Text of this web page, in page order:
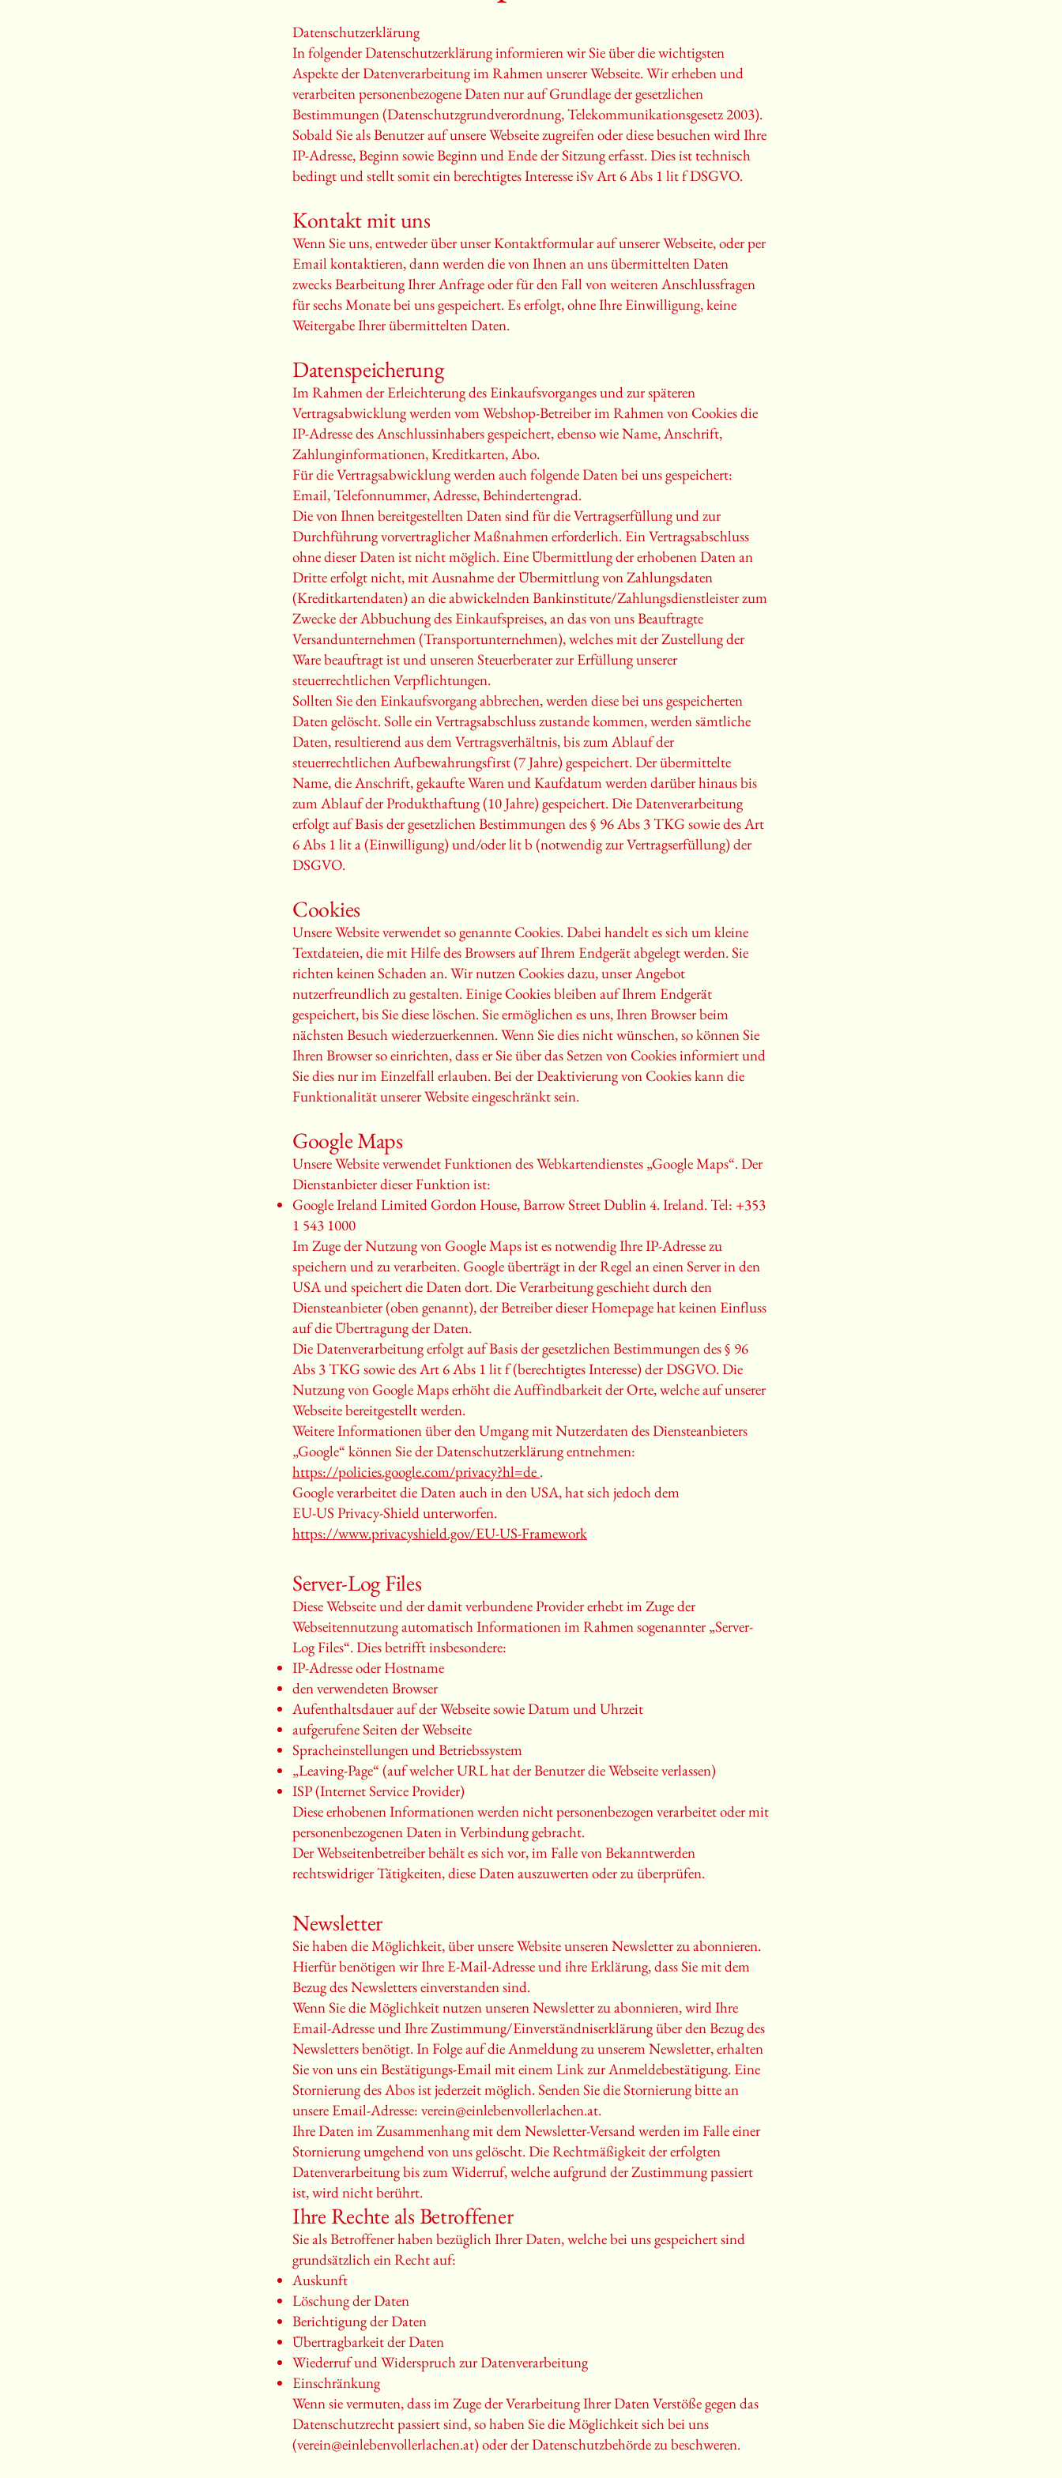
Datenschutzerklärung
In folgender Datenschutzerklärung informieren wir Sie über die wichtigsten
Aspekte der Datenverarbeitung im Rahmen unserer Webseite. Wir erheben und
verarbeiten personenbezogene Daten nur auf Grundlage der gesetzlichen
Bestimmungen (Datenschutzgrundverordnung, Telekommunikationsgesetz 2003).
Sobald Sie als Benutzer auf unsere Webseite zugreifen oder diese besuchen wird Ihre
IP-Adresse, Beginn sowie Beginn und Ende der Sitzung erfasst. Dies ist technisch
bedingt und stellt somit ein berechtigtes Interesse iSv Art 6 Abs 1 lit f DSGVO.
Kontakt mit uns
Wenn Sie uns, entweder über unser Kontaktformular auf unserer Webseite, oder per
Email kontaktieren, dann werden die von Ihnen an uns übermittelten Daten
zwecks Bearbeitung Ihrer Anfrage oder für den Fall von weiteren Anschlussfragen
für sechs Monate bei uns gespeichert. Es erfolgt, ohne Ihre Einwilligung, keine
Weitergabe Ihrer übermittelten Daten.
Datenspeicherung
Im Rahmen der Erleichterung des Einkaufsvorganges und zur späteren
Vertragsabwicklung werden vom Webshop-Betreiber im Rahmen von Cookies die
IP-Adresse des Anschlussinhabers gespeichert, ebenso wie Name, Anschrift,
Zahlunginformationen, Kreditkarten, Abo.
Für die Vertragsabwicklung werden auch folgende Daten bei uns gespeichert:
Email, Telefonnummer, Adresse, Behindertengrad.
Die von Ihnen bereitgestellten Daten sind für die Vertragserfüllung und zur
Durchführung vorvertraglicher Maßnahmen erforderlich. Ein Vertragsabschluss
ohne dieser Daten ist nicht möglich. Eine Übermittlung der erhobenen Daten an
Dritte erfolgt nicht, mit Ausnahme der Übermittlung von Zahlungsdaten
(Kreditkartendaten) an die abwickelnden Bankinstitute/Zahlungsdienstleister zum
Zwecke der Abbuchung des Einkaufspreises, an das von uns Beauftragte
Versandunternehmen (Transportunternehmen), welches mit der Zustellung der
Ware beauftragt ist und unseren Steuerberater zur Erfüllung unserer
steuerrechtlichen Verpflichtungen.
Sollten Sie den Einkaufsvorgang abbrechen, werden diese bei uns gespeicherten
Daten gelöscht. Solle ein Vertragsabschluss zustande kommen, werden sämtliche
Daten, resultierend aus dem Vertragsverhältnis, bis zum Ablauf der
steuerrechtlichen Aufbewahrungsfirst (7 Jahre) gespeichert. Der übermittelte
Name, die Anschrift, gekaufte Waren und Kaufdatum werden darüber hinaus bis
zum Ablauf der Produkthaftung (10 Jahre) gespeichert. Die Datenverarbeitung
erfolgt auf Basis der gesetzlichen Bestimmungen des § 96 Abs 3 TKG sowie des Art
6 Abs 1 lit a (Einwilligung) und/oder lit b (notwendig zur Vertragserfüllung) der
DSGVO.
Cookies
Unsere Website verwendet so genannte Cookies. Dabei handelt es sich um kleine
Textdateien, die mit Hilfe des Browsers auf Ihrem Endgerät abgelegt werden. Sie
richten keinen Schaden an. Wir nutzen Cookies dazu, unser Angebot
nutzerfreundlich zu gestalten. Einige Cookies bleiben auf Ihrem Endgerät
gespeichert, bis Sie diese löschen. Sie ermöglichen es uns, Ihren Browser beim
nächsten Besuch wiederzuerkennen. Wenn Sie dies nicht wünschen, so können Sie
Ihren Browser so einrichten, dass er Sie über das Setzen von Cookies informiert und
Sie dies nur im Einzelfall erlauben. Bei der Deaktivierung von Cookies kann die
Funktionalität unserer Website eingeschränkt sein.
Google Maps
Unsere Website verwendet Funktionen des Webkartendienstes „Google Maps“. Der
Dienstanbieter dieser Funktion ist:
Google Ireland Limited Gordon House, Barrow Street Dublin 4. Ireland. Tel: +353
1 543 1000
Im Zuge der Nutzung von Google Maps ist es notwendig Ihre IP-Adresse zu
speichern und zu verarbeiten. Google überträgt in der Regel an einen Server in den
USA und speichert die Daten dort. Die Verarbeitung geschieht durch den
Diensteanbieter (oben genannt), der Betreiber dieser Homepage hat keinen Einfluss
auf die Übertragung der Daten.
Die Datenverarbeitung erfolgt auf Basis der gesetzlichen Bestimmungen des § 96
Abs 3 TKG sowie des Art 6 Abs 1 lit f (berechtigtes Interesse) der DSGVO. Die
Nutzung von Google Maps erhöht die Auffindbarkeit der Orte, welche auf unserer
Webseite bereitgestellt werden.
Weitere Informationen über den Umgang mit Nutzerdaten des Diensteanbieters
„Google“ können Sie der Datenschutzerklärung entnehmen:
https://policies.google.com/privacy?hl=de .
Google verarbeitet die Daten auch in den USA, hat sich jedoch dem
EU-US Privacy-Shield unterworfen.
https://www.privacyshield.gov/EU-US-Framework
Server-Log Files
Diese Webseite und der damit verbundene Provider erhebt im Zuge der
Webseitennutzung automatisch Informationen im Rahmen sogenannter „Server-
Log Files“. Dies betrifft insbesondere:
IP-Adresse oder Hostname
den verwendeten Browser
Aufenthaltsdauer auf der Webseite sowie Datum und Uhrzeit
aufgerufene Seiten der Webseite
Spracheinstellungen und Betriebssystem
„Leaving-Page“ (auf welcher URL hat der Benutzer die Webseite verlassen)
ISP (Internet Service Provider)
Diese erhobenen Informationen werden nicht personenbezogen verarbeitet oder mit
personenbezogenen Daten in Verbindung gebracht.
Der Webseitenbetreiber behält es sich vor, im Falle von Bekanntwerden
rechtswidriger Tätigkeiten, diese Daten auszuwerten oder zu überprüfen.
Newsletter
Sie haben die Möglichkeit, über unsere Website unseren Newsletter zu abonnieren.
Hierfür benötigen wir Ihre E-Mail-Adresse und ihre Erklärung, dass Sie mit dem
Bezug des Newsletters einverstanden sind.
Wenn Sie die Möglichkeit nutzen unseren Newsletter zu abonnieren, wird Ihre
Email-Adresse und Ihre Zustimmung/Einverständniserklärung über den Bezug des
Newsletters benötigt. In Folge auf die Anmeldung zu unserem Newsletter, erhalten
Sie von uns ein Bestätigungs-Email mit einem Link zur Anmeldebestätigung. Eine
Stornierung des Abos ist jederzeit möglich. Senden Sie die Stornierung bitte an
unsere Email-Adresse: verein@einlebenvollerlachen.at.
Ihre Daten im Zusammenhang mit dem Newsletter-Versand werden im Falle einer
Stornierung umgehend von uns gelöscht. Die Rechtmäßigkeit der erfolgten
Datenverarbeitung bis zum Widerruf, welche aufgrund der Zustimmung passiert
ist, wird nicht berührt.
Ihre Rechte als Betroffener
Sie als Betroffener haben bezüglich Ihrer Daten, welche bei uns gespeichert sind
grundsätzlich ein Recht auf:
Auskunft
Löschung der Daten
Berichtigung der Daten
Übertragbarkeit der Daten
Wiederruf und Widerspruch zur Datenverarbeitung
Einschränkung
Wenn sie vermuten, dass im Zuge der Verarbeitung Ihrer Daten Verstöße gegen das
Datenschutzrecht passiert sind, so haben Sie die Möglichkeit sich bei uns
(verein@einlebenvollerlachen.at) oder der Datenschutzbehörde zu beschweren.